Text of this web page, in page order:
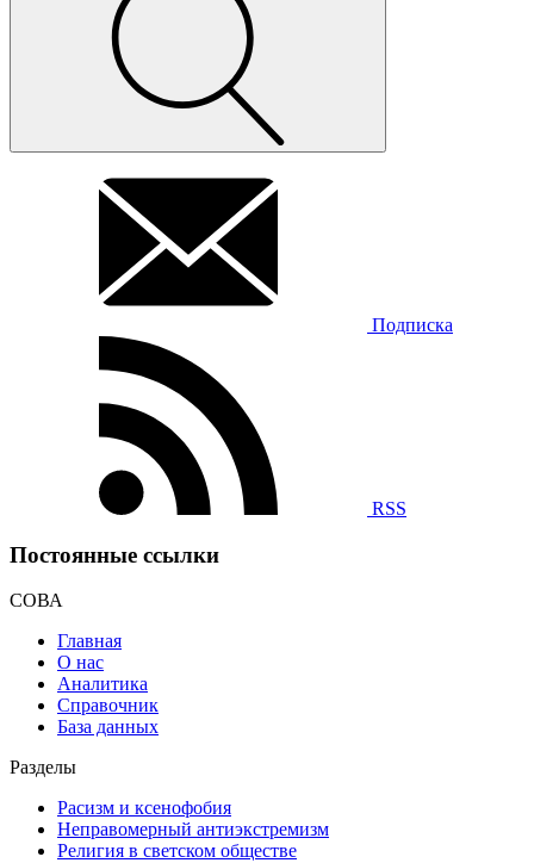
Подписка
RSS
Постоянные ссылки
СОВА
Главная
О нас
Аналитика
Справочник
База данных
Разделы
Расизм и ксенофобия
Неправомерный антиэкстремизм
Религия в светском обществе